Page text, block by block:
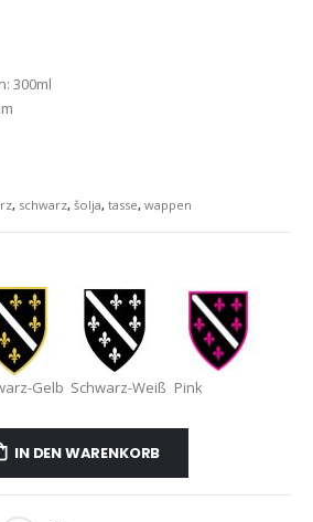
300ml
, schwarz, šolja, tasse, wappen
Gelb Schwarz-Weiß Pink
IN DEN WARENKORB